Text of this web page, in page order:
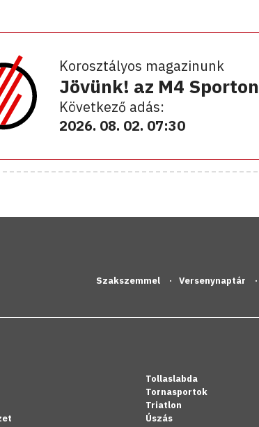
Korosztályos magazinunk
Jövünk! az M4 Sporton
Következő adás:
2026. 08. 02. 07:30
Szakszemmel Versenynaptár
Tollaslabda
Tornasportok
Triatlon
Úszás